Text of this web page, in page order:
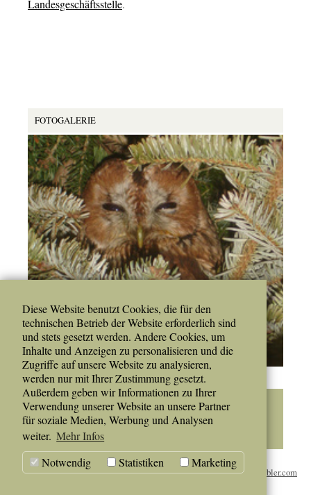
Diese Website benutzt Cookies, die für den
technischen Betrieb der Website erforderlich sind
und stets gesetzt werden. Andere Cookies, um
Inhalte und Anzeigen zu personalisieren und die
Zugriffe auf unsere Website zu analysieren,
werden nur mit Ihrer Zustimmung gesetzt.
Außerdem geben wir Informationen zu Ihrer
Verwendung unserer Website an unsere Partner
für soziale Medien, Werbung und Analysen
weiter. Mehr Infos
Notwendig
Statistiken Marketing
Landesgeschäftsstelle.
FOTOGALERIE
Termine
Es gibt keine Ereignisse in der aktuellen Ansicht.
© 2025 Steirischer
www.koerbler.com